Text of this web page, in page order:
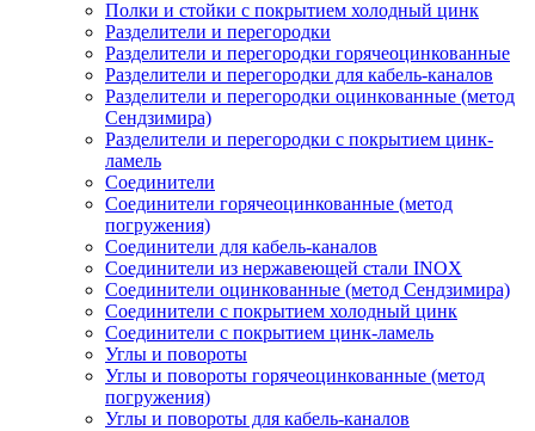
Полки и стойки с покрытием холодный цинк
Разделители и перегородки
Разделители и перегородки горячеоцинкованные
Разделители и перегородки для кабель-каналов
Разделители и перегородки оцинкованные (метод
Сендзимира)
Разделители и перегородки с покрытием цинк-
ламель
Соединители
Соединители горячеоцинкованные (метод
погружения)
Соединители для кабель-каналов
Соединители из нержавеющей стали INOX
Соединители оцинкованные (метод Сендзимира)
Соединители с покрытием холодный цинк
Соединители с покрытием цинк-ламель
Углы и повороты
Углы и повороты горячеоцинкованные (метод
погружения)
Углы и повороты для кабель-каналов